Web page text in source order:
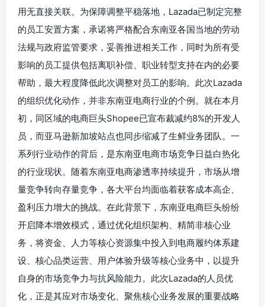
用无直接关联。为保障调整平稳落地，Lazada已制定完整
的员工安置方案，承诺将严格配合东南亚各国当地的劳动
法规与政府监管要求，妥善推进相关工作，同时为所有受
影响的员工提供包括离职补偿、职业转型支持在内的必要
帮助，最大程度降低此次调整对员工的影响。此次Lazada
的组织优化动作，并非东南亚电商行业的个例。就在本月
初，同区域的电商巨头Shopee已宣布裁减约8%的开发人
员，而亚马逊新加坡站点也同步缩减了生鲜业务团队。一
系列行业动作的背后，是东南亚电商市场竞争日益白热化
的行业现状。随着东南亚电商渗透率持续提升，市场从增
量竞争转向存量竞争，各大平台均面临着获客成本高企、
盈利压力增大的挑战。在此背景下，东南亚电商巨头纷纷
开启降本增效模式，通过优化组织架构、精简非核心业
务，将资金、人力等核心资源集中投入到电商履约体系建
设、核心品类运营、用户体验升级等核心业务中，以提升
自身的市场竞争力与抗风险能力。此次Lazada的人员优
化，正是其应对市场变化、聚焦核心业务发展的重要战略